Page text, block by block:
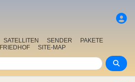
SATELLITEN SENDER
PAKETE
FRIEDHOF SITE-MAP